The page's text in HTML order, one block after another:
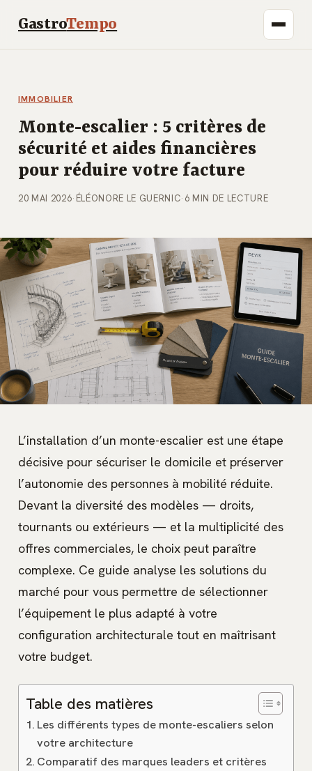
GastroTempo
IMMOBILIER
Monte-escalier : 5 critères de
sécurité et aides financières
pour réduire votre facture
20 MAI 2026· ÉLÉONORE LE GUERNIC· 6 MIN DE LECTURE
L’installation d’un monte-escalier est une étape
décisive pour sécuriser le domicile et préserver
l’autonomie des personnes à mobilité réduite.
Devant la diversité des modèles — droits,
tournants ou extérieurs — et la multiplicité des
offres commerciales, le choix peut paraître
complexe. Ce guide analyse les solutions du
marché pour vous permettre de sélectionner
l’équipement le plus adapté à votre
configuration architecturale tout en maîtrisant
votre budget.
Table des matières
Les différents types de monte-escaliers selon
votre architecture
Comparatif des marques leaders et critères